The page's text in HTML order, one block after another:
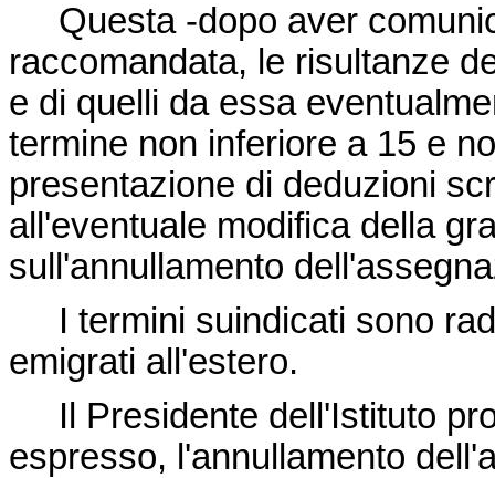
Questa -dopo aver
raccomandata, le risultanze
e di quelli da essa
termine non inferiore a 15 e
presentazione di deduzioni
all'eventuale modifica della
sull'annullamento
I termini suindicati sono
emigrati all'estero.
Il Presidente dell'Istituto
espresso, l'annullamento